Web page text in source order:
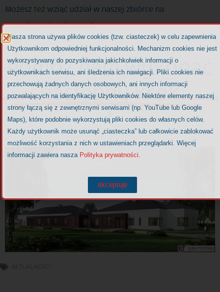
Możesz też wziąć udział w naszej zbiórce na:
https://zrzutka.pl/sunjm8.
Pomóż nam wykonać
następny krok
!
Nasza strona używa plików cookies (tzw. ciasteczek) w celu zapewnienia
Użytkownikom odpowiedniej funkcjonalności. Mechanizm cookies nie jest
wykorzystywany do pozyskiwania jakichkolwiek informacji o
użytkownikach serwisu, ani śledzenia ich nawigacji. Pliki cookies nie
przechowują żadnych danych osobowych, ani innych informacji
pozwalających na identyfikację Użytkowników. Niektóre elementy naszej
strony łączą się z zewnętrznymi serwisami (np. YouTube lub Google
Maps), które podobnie wykorzystują pliki cookies do własnych celów.
Każdy użytkownik może usunąć „ciasteczka” lub całkowicie zablokować
możliwość korzystania z nich w ustawieniach przeglądarki. Więcej
informacji zawiera nasza Polityka prywatności
Akceptuję